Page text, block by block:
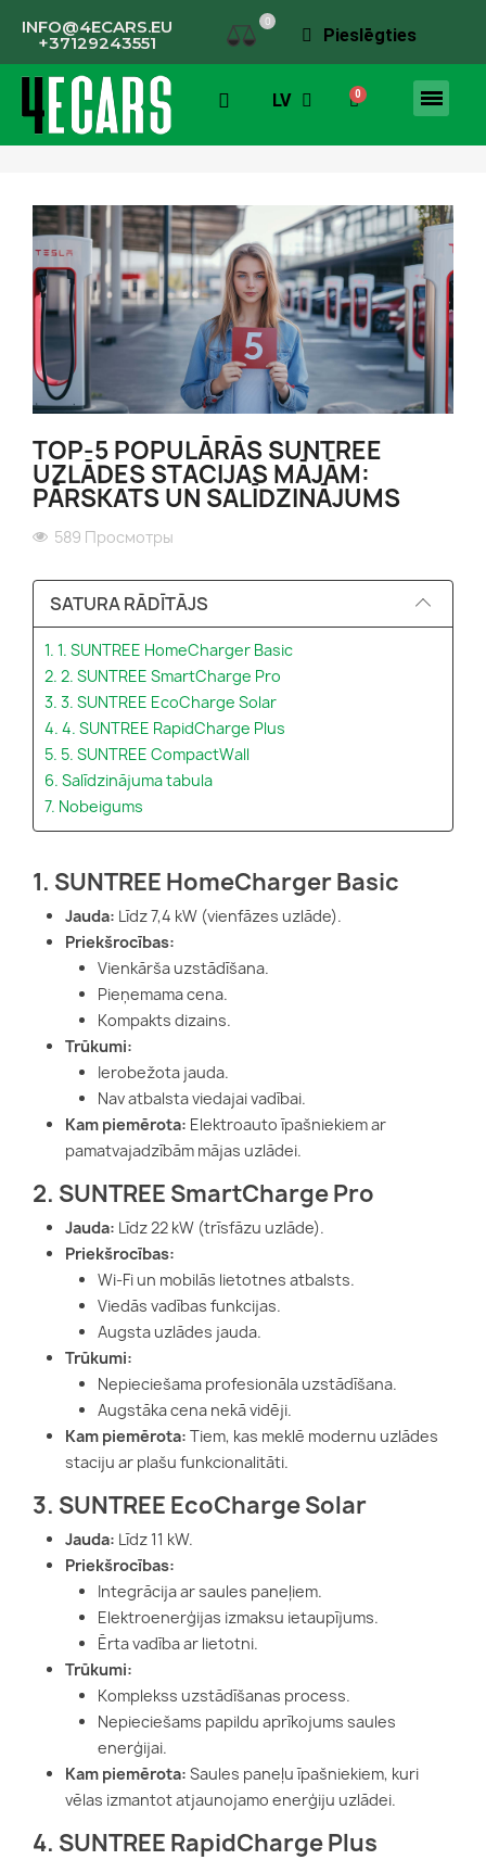
INFO@4ECARS.EU
+37129243551
0
Pieslēgties
LV
TOP-5 POPULĀRĀS SUNTREE
UZLĀDES STACIJAS MĀJĀM:
PĀRSKATS UN SALĪDZINĀJUMS
589 Просмотры
SATURA RĀDĪTĀJS
1. 1. SUNTREE HomeCharger Basic
2. 2. SUNTREE SmartCharge Pro
3. 3. SUNTREE EcoCharge Solar
4. 4. SUNTREE RapidCharge Plus
5. 5. SUNTREE CompactWall
6. Salīdzinājuma tabula
7. Nobeigums
1. SUNTREE HomeCharger Basic
Jauda: Līdz 7,4 kW (vienfāzes uzlāde).
Priekšrocības:
Vienkārša uzstādīšana.
Pieņemama cena.
Kompakts dizains.
Trūkumi:
Ierobežota jauda.
Nav atbalsta viedajai vadībai.
Kam piemērota: Elektroauto īpašniekiem ar
pamatvajadzībām mājas uzlādei.
2. SUNTREE SmartCharge Pro
Jauda: Līdz 22 kW (trīsfāzu uzlāde).
Priekšrocības:
Wi-Fi un mobilās lietotnes atbalsts.
Viedās vadības funkcijas.
Augsta uzlādes jauda.
Trūkumi:
Nepieciešama profesionāla uzstādīšana.
Augstāka cena nekā vidēji.
Kam piemērota: Tiem, kas meklē modernu uzlādes
staciju ar plašu funkcionalitāti.
3. SUNTREE EcoCharge Solar
Jauda: Līdz 11 kW.
Priekšrocības:
Integrācija ar saules paneļiem.
Elektroenerģijas izmaksu ietaupījums.
Ērta vadība ar lietotni.
Trūkumi:
Komplekss uzstādīšanas process.
Nepieciešams papildu aprīkojums saules
enerģijai.
Kam piemērota: Saules paneļu īpašniekiem, kuri
vēlas izmantot atjaunojamo enerģiju uzlādei.
4. SUNTREE RapidCharge Plus